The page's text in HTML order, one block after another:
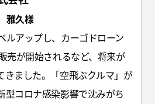
雅久様
ルアップし、カーゴドローン
売が開始されるなど、将来が
きました。「空飛ぶクルマ」が
型コロナ感染影響で沈みがち